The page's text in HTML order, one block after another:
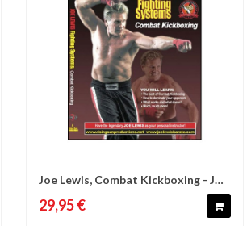
Comparer Liste d'envies
Joe Lewis, Combat Kickboxing - J
29,95 €